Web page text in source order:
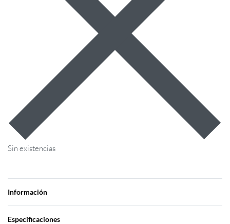
Sin existencias
Información
Especificaciones